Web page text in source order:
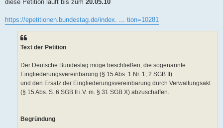
diese Petition läuft bis zum 20.05.10
https://epetitionen.bundestag.de/index. ... tion=10281
Text der Petition
Der Deutsche Bundestag möge beschließen, die sogenannte
Eingliederungsvereinbarung (§ 15 Abs. 1 Nr. 1, 2 SGB II)
und den Ersatz der Eingliederungsvereinbarung durch Verwaltungsakt
(§ 15 Abs. S. 6 SGB II i.V. m. § 31 SGB X) abzuschaffen.
Begründung